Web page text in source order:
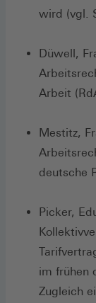
wird (vgl.
Düwell,
Arbeit
Mestitz,
deutsche
Picker,
im frühen
Zugleich